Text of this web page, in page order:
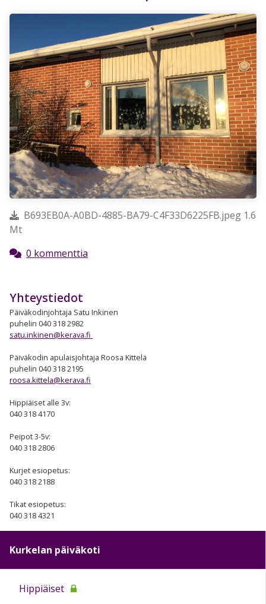
B693EB0A-A0BD-4885-BA79-C4F33D6225FB.jpeg 1.6
Mt
0 kommenttia
Yhteystiedot
Päiväkodinjohtaja Satu Inkinen
puhelin 040 318 ​2982
satu.inkinen@kerava.fi
Päiväkodin apulaisjohtaja Roosa Kittelä
puhelin 040 318 2195
roosa.kittela@kerava.fi
Hippiäiset alle 3v:
040 318 4170
Peipot 3-5v:
040 318 2806
Kurjet esiopetus:
040 318 2188
Tikat esiopetus:
040 318 4321
Kurkelan päiväkoti
Hippiäiset